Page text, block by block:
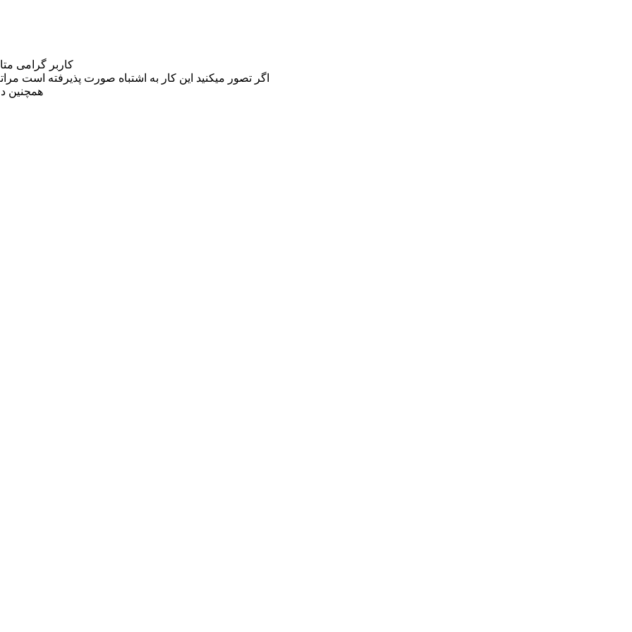
کاربر گرامی
اگر تصور میکنید این کار به اشتباه صورت پذیرفته است مراتب این مسئله را
همچنین